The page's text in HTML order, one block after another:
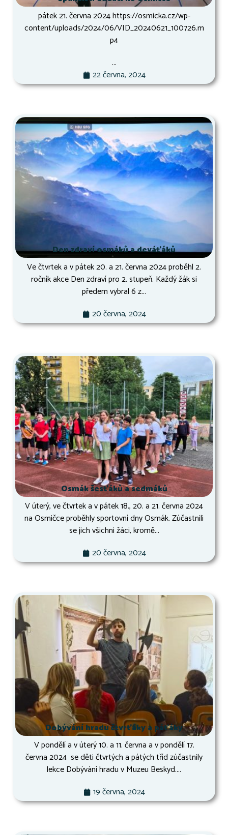
pátek 21. června 2024 https://osmicka.cz/wp-
content/uploads/2024/06/VID_20240621_100726.m
p4
...
22 června, 2024
Den zdraví osmáků a deváťáků
Ve čtvrtek a v pátek 20. a 21. června 2024 proběhl 2.
ročník akce Den zdraví pro 2. stupeň. Každý žák si
předem vybral 6 z...
20 června, 2024
Osmák šesťáků a sedmáků
V úterý, ve čtvrtek a v pátek 18., 20. a 21. června 2024
na Osmičce proběhly sportovní dny Osmák. Zúčastnili
se jich všichni žáci, kromě...
20 června, 2024
Dobývání hradu čtvrťáky a páťáky
V pondělí a v úterý 10. a 11. června a v pondělí 17.
června 2024 se děti čtvrtých a pátých tříd zúčastnily
lekce Dobývání hradu v Muzeu Beskyd....
19 června, 2024